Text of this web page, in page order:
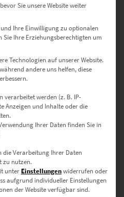
ca. 10 Werktage
Leinwand 75 x 50 cm
Sie unsere Website weiter
Ihre Einwilligung zu optionalen
Sie Ihre Erziehungsberechtigten um
Technologien auf unserer Website.
andere uns helfen, diese
verarbeitet werden (z. B. IP-
Anzeigen und Inhalte oder die
Ihrer Daten finden Sie in
die Verarbeitung Ihrer Daten
zu nutzen.
unter Einstellungenwiderrufen oder
aufgrund individueller Einstellungen
der Website verfügbar sind.